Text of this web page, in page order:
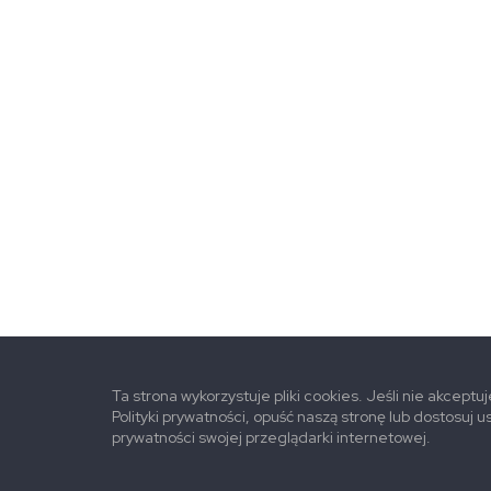
Ta strona wykorzystuje pliki cookies. Jeśli nie
Polityki prywatności, opuść naszą stronę lub dostosuj
prywatności swojej przeglądarki internetowej.